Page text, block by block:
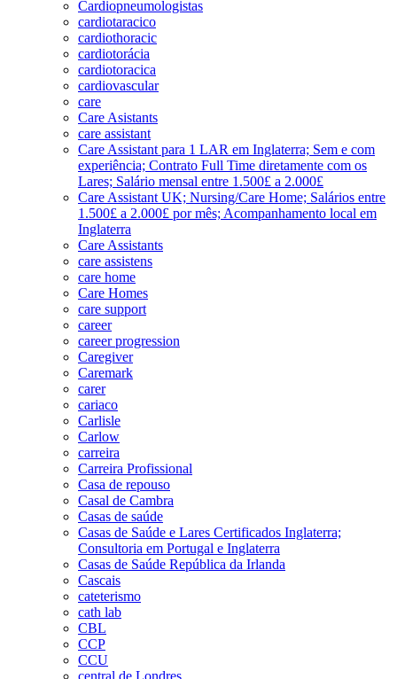
Cardiopneumologistas
cardiotaracico
cardiothoracic
cardiotorácia
cardiotoracica
cardiovascular
care
Care Asistants
care assistant
Care Assistant para 1 LAR em Inglaterra; Sem e com
experiência; Contrato Full Time diretamente com os
Lares; Salário mensal entre 1.500£ a 2.000£
Care Assistant UK; Nursing/Care Home; Salários entre
1.500£ a 2.000£ por mês; Acompanhamento local em
Inglaterra
Care Assistants
care assistens
care home
Care Homes
care support
career
career progression
Caregiver
Caremark
carer
cariaco
Carlisle
Carlow
carreira
Carreira Profissional
Casa de repouso
Casal de Cambra
Casas de saúde
Casas de Saúde e Lares Certificados Inglaterra;
Consultoria em Portugal e Inglaterra
Casas de Saúde República da Irlanda
Cascais
cateterismo
cath lab
CBL
CCP
CCU
central de Londres